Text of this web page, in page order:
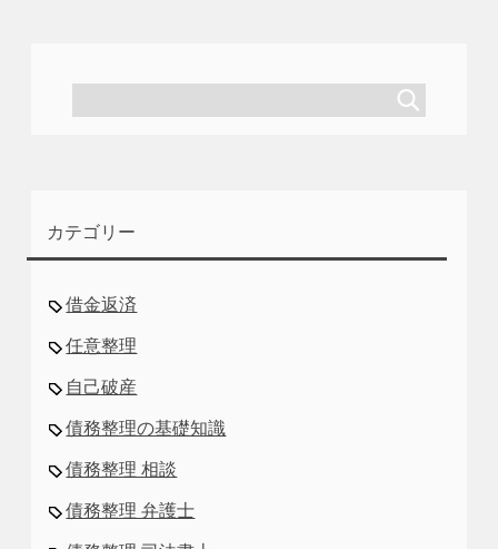
カテゴリー
借金返済
任意整理
自己破産
債務整理の基礎知識
債務整理 相談
債務整理 弁護士